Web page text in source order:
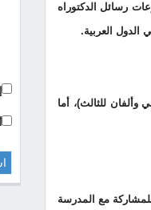
رسائل الدكتوراه
الدول العربية.
للثالث)، أما
مع المدرسة